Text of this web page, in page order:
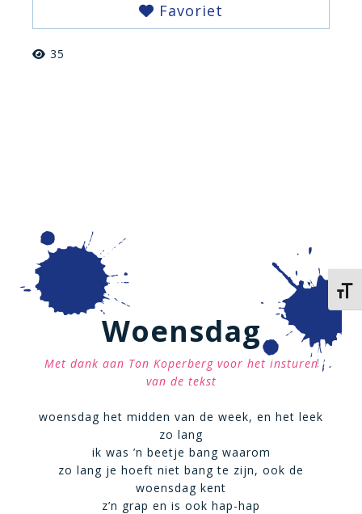
Favoriet
35
Woensdag
Met dank aan Ton Koperberg voor het insturen
van de tekst
woensdag het midden van de week, en het leek
zo lang
ik was ’n beetje bang waarom
zo lang je hoeft niet bang te zijn, ook de
woensdag kent
z’n grap en is ook hap-hap